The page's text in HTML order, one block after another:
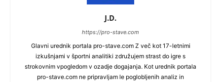
J.D.
https://pro-stave.com
Glavni urednik portala pro-stave.com Z več kot 17-letnimi
izkušnjami v športni analitiki združujem strast do igre s
strokovnim vpogledom v ozadje dogajanja. Kot urednik portala
pro-stave.com ne pripravljam le poglobljenih analiz in